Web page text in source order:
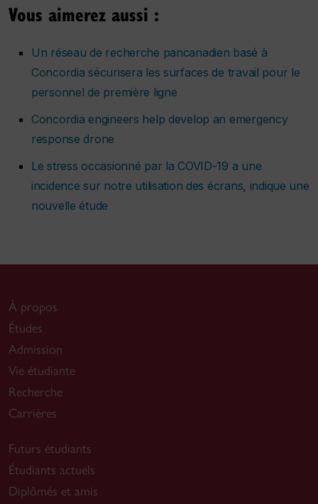
Vous aimerez aussi :
Un réseau de recherche pancanadien basé à
Concordia sécurisera les surfaces de travail pour le
personnel de première ligne
Concordia engineers help develop an emergency
response drone
Le stress occasionné par la COVID-19 a une
incidence sur notre utilisation des écrans, indique une
nouvelle étude
À propos
Études
Admission
Vie étudiante
Recherche
Carrières
Futurs étudiants
Étudiants actuels
Diplômés et amis